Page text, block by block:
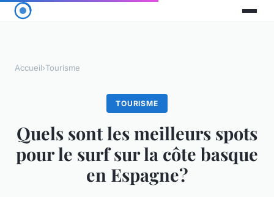
Accueil›Tourisme
TOURISME
Quels sont les meilleurs spots
pour le surf sur la côte basque
en Espagne?